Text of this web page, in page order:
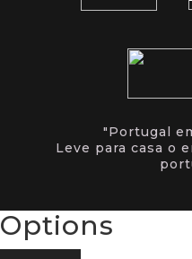
"Portugal
Leve para casa o
Options